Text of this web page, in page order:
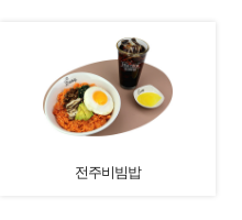
전주비빔밥